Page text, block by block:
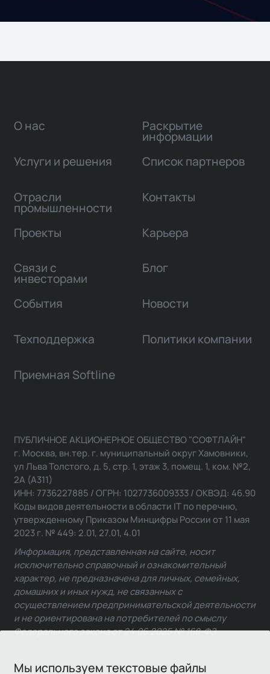
Мы используем текстовые файлы
О нас
Услуги и решения
Отрасли
промышленности
Проекты
Связи с
инвесторами
Раскрытие
информации
Список партнеров
Контакты
Карьера
Блог
События Новости
Техподдержка Политики компании
Приемная Softline
ПУБЛИЧНОЕ АКЦИОНЕРНОЕ ОБЩЕСТВО "СОФТЛАЙН"
г. Москва, вн.тер. г. муниципальный округ Хамовники,
ул Льва Толстого, д. 5, стр. 1, этаж 3, помещ. 1, ком. №2,
2А (А311)
ИНН: 7736227885 / ОГРН: 1027736009333 / ОКВЭД: 46.90
Коды видов деятельности в области IT по перечню,
утвержденному Приказом Минцифры России от 11 мая
2023 г. № 449: 2.01, 27.01, 4.01
Информация, представленная на сайте, носит
исключительно справочный и ознакомительный
характер, не предназначена для личных, семейных,
домашних и иных нужд, не связанных с
осуществлением предпринимательской деятельности
и не ориентирована на потребителей по смыслу
Федерального закона от 24.06.2025 № 168-ФЗ.